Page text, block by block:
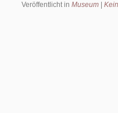
Veröffentlicht in Museum|